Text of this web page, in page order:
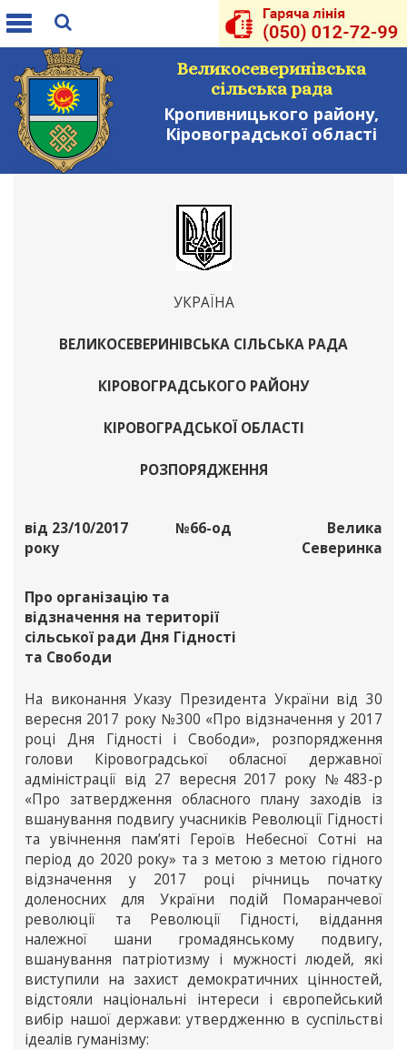
Toggle
Великосеверинівська
сільська рада
Кропивницького району,
Кіровоградської області
УКРАЇНА
ВЕЛИКОСЕВЕРИНІВСЬКА СІЛЬСЬКА РАДА
КІРОВОГРАДСЬКОГО РАЙОНУ
КІРОВОГРАДСЬКОЇ ОБЛАСТІ
РОЗПОРЯДЖЕННЯ
від 23/10/2017
року
№66-од
Велика
Северинка
Про організацію та
відзначення на території
сільської ради Дня Гідності
та Свободи
На виконання Указу Президента України від 30
вересня 2017 року №300 «Про відзначення у 2017
році Дня Гідності і Свободи», розпорядження
голови Кіровоградської обласної державної
адміністрації від 27 вересня 2017 року №483-р
«Про затвердження обласного плану заходів із
вшанування подвигу учасників Революції Гідності
та увічнення пам’яті Героїв Небесної Сотні на
період до 2020 року» та з метою з метою гідного
відзначення у 2017 році річниць початку
доленосних для України подій Помаранчевої
революції та Революції Гідності, віддання
належної шани громадянському подвигу,
вшанування патріотизму і мужності людей, які
виступили на захист демократичних цінностей,
відстояли національні інтереси і європейський
вибір нашої держави: утвердженню в суспільстві
ідеалів гуманізму: